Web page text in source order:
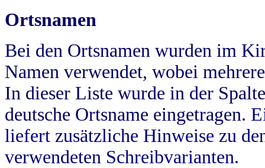
Ortsnamen
Bei den Ortsnamen wurden im
Namen verwendet, wobei
In dieser Liste wurde in der
deutsche Ortsname eingetragen.
liefert zusätzliche Hinweise zu
verwendeten Schreibvarianten.